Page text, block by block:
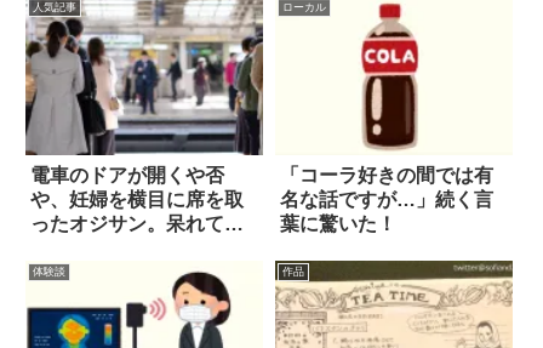
人気記事
電車のドアが開くや否
や、妊婦を横目に席を取
ったオジサン。呆れてた
ローカル
「コーラ好きの間では有
名な話ですが…」続く言
葉に驚いた！
体験談 作品